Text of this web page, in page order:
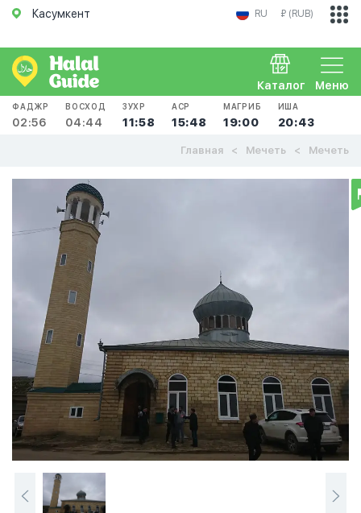
Касумкент RU ₽ (RUB)
Меню
Каталог
ФАДЖР
02:56
ВОСХОД
04:44
ЗУХР
11:58
АСР
15:48
МАГРИБ
19:00
ИША
20:43
Главная Мечеть Мечеть